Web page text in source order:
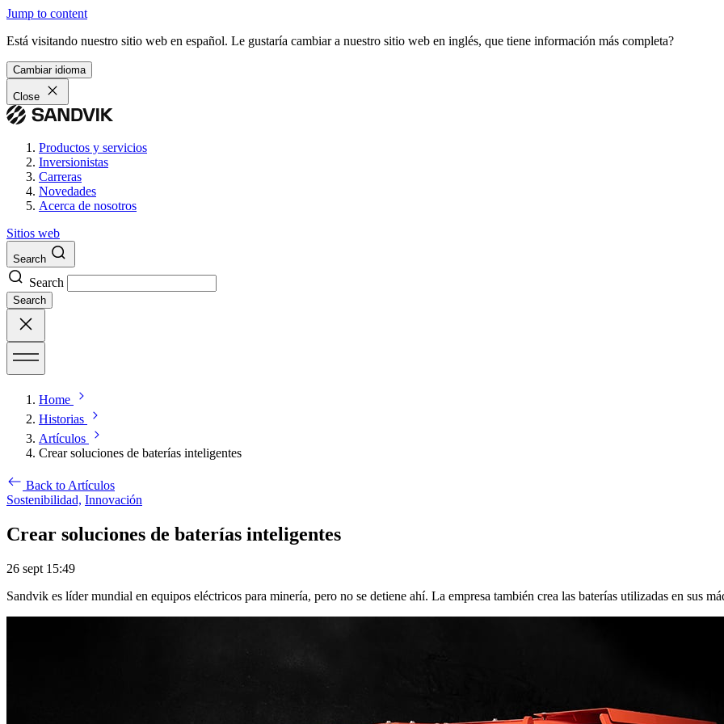
Jump to content
Está visitando nuestro sitio web en español. Le gustaría cambiar a nuestro sitio web en inglés, que tiene información más completa?
Cambiar idioma
Close
Productos y servicios
Inversionistas
Carreras
Novedades
Acerca de nosotros
Sitios web
Search
Search
Search
Home
Historias
Artículos
Crear soluciones de baterías inteligentes
Back to Artículos
Sostenibilidad, Innovación
Crear soluciones de baterías inteligentes
26 sept 15:49
Sandvik es líder mundial en equipos eléctricos para minería, pero no se detiene ahí. La empresa también crea las baterías utilizadas en sus